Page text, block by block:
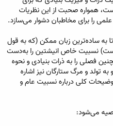
همواره صحبت از این نظریات
را برای مخاطبان دشوار می‌سازد.
به ساده‌ترین زبان ممکن (که به قول
نسبیت خاص انیشتین را به‌دست
فصلی را به ذرات بنیادی و نحوه
تولد و مرگ ستارگان نیز اشاره
کلی درباره نسبیت عام و
می‌شود: